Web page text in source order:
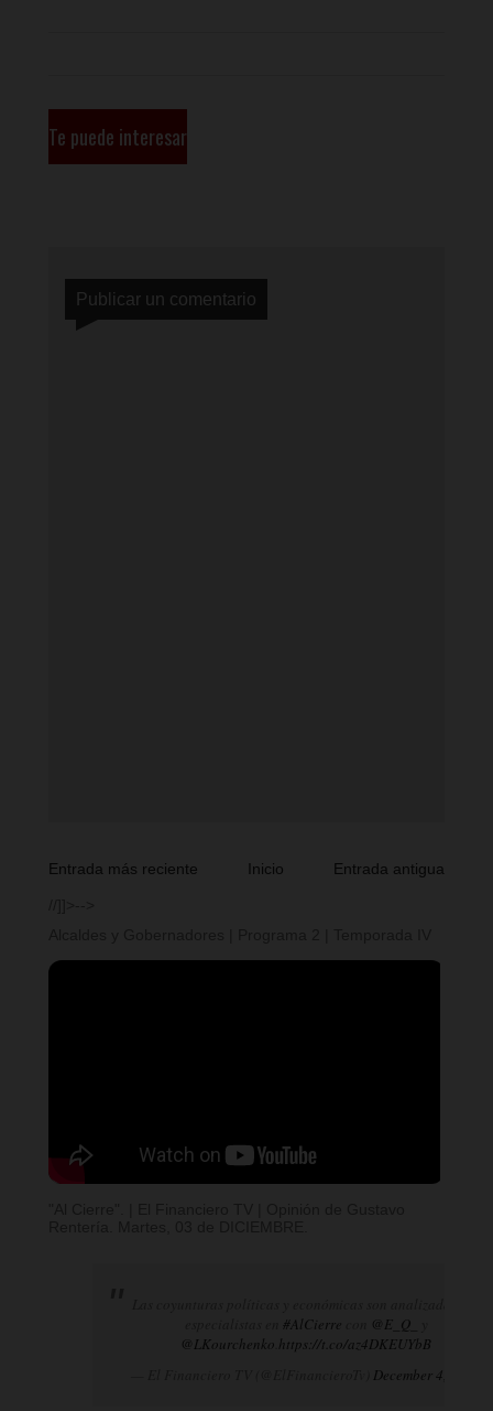
Te puede interesar
Publicar un comentario
Entrada más reciente Entrada antigua
Inicio
#AlCierre @E_Q_
@LKourchenko https://t.co/az4DKEUYbB
December 4, 2024